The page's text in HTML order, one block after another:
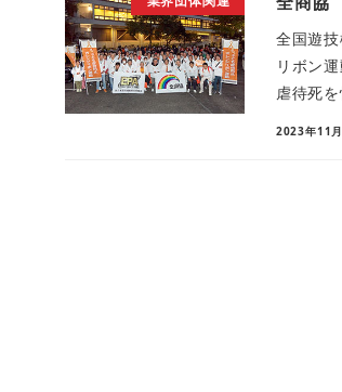
全国遊
リボン
虐待死
2023年11